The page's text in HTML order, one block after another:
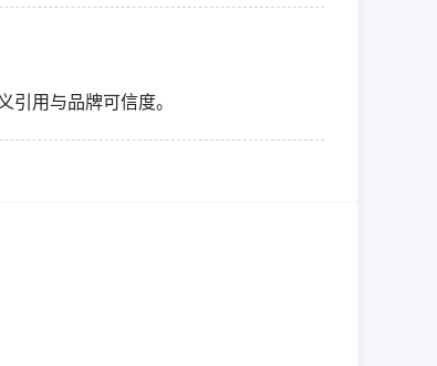
引用与品牌可信度。